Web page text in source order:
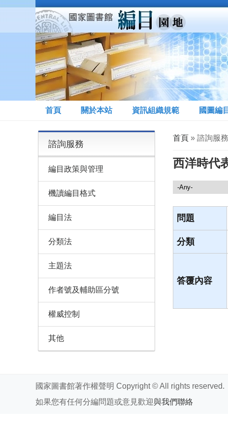
移至主內容
首頁 關於本站 資訊組織規範 國圖編
您在這裡
首頁» 諮詢服
西洋時代
諮詢服務
問題
分類
答覆內容
諮詢服務
編目政策與管理
機讀編目格式
編目法
分類法
主題法
作者號及輔助區分號
權威控制
其他
國家圖書館著作權聲明 Copyright © All rights reserved.
如果您有任何分編問題或意見歡迎與我們聯絡